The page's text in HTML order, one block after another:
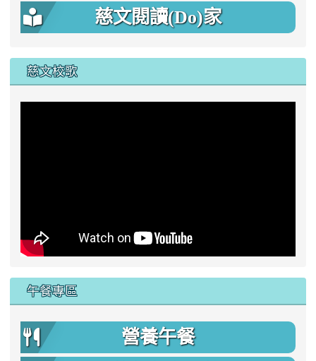
慈文閱讀(Do)家
慈文校歌
午餐專區
營養午餐